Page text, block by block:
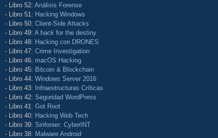
- Libro 52: Análisis Forense
- Libro 51: Hacking Windows
- Libro 50: Client-Side Attacks
- Libro 49: A hack for the destiny
- Libro 48: Hacking con DRONES
- Libro 47: Crime Investigation
- Libro 46: macOS Hacking
- Libro 45: Bitcoin & Blockchain
- Libro 44: Windows Server 2016
- Libro 43: Infraestructuras Críticas
- Libro 42: Seguridad WordPress
- Libro 41: Got Root
- Libro 40: Hacking Web Tech
- Libro 39: Sinfonier: CyberINT
- Libro 38: Malware Android